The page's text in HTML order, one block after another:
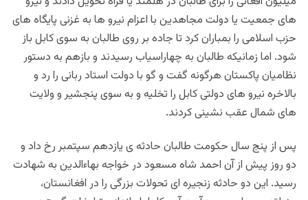
های جمعیت یا دولت مجاهدین با اعزام نیرو ها به غزنی پایگاه های
حزب اسلامی را بمباران کرد تا جاده بر روی طالبان به سوی کابل باز
شود. اما زمانیکه طالبان به چهاراسیاب رسیدند و بازهم به دستور
نظامیان پاکستان هرگونه گفت و گو با دولت استاد ربانی را رد و
بالاخره نیرو های دولتی کابل را تخلیه و به سوی پنجشیر و ولایت
های شمال عقب نشینی کردند.
پس از پنج سال حکومت طالبان حادثه ی یازدهم سپتمبر رخ داد و
دو روز پیش از آن احمد شاه مسعود در خواجه بهاءالدین به شهادت
رسید. این دو حادثه زنجیره ای تحولات بزرگی را در افغانستان،